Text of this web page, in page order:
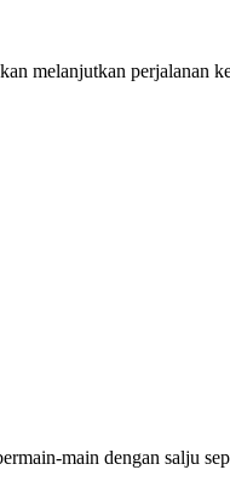
melanjutkan perjalanan
main dengan salju